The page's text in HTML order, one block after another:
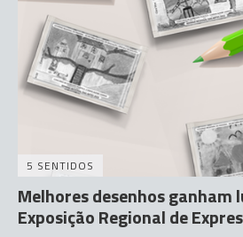
5 SENTIDOS
Melhores desenhos ganham
Exposição Regional de